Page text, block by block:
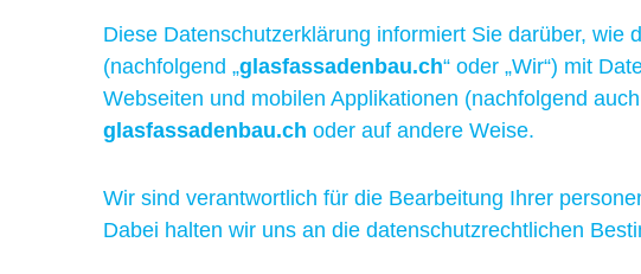
Diese Datenschutzerklärung informiert Sie darüber, wie
(nachfolgend „glasfassadenbau.ch“ oder „Wir“) mit
Webseiten und mobilen Applikationen (nachfolgend
glasfassadenbau.ch oder auf andere Weise.
Wir sind verantwortlich für die Bearbeitung Ihrer
Dabei halten wir uns an die datenschutzrechtlichen